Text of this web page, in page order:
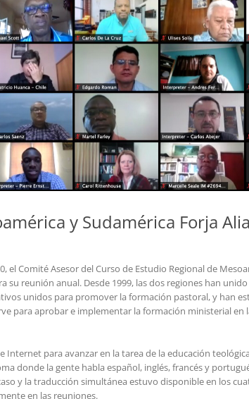
y Sudamérica Forja
Comité Asesor del Curso de Estudio Regional de
su reunión anual. Desde 1999, las dos regiones han
unidos para promover la formación pastoral, y han
para aprobar e implementar la formación ministerial en
Internet para avanzar en la tarea de la educación
donde la gente habla español, inglés, francés y
y la traducción simultánea estuvo disponible en los
en las reuniones.